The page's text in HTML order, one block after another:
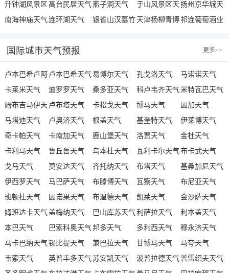
旅游景区天气
园天气
区天气
度假庄园天气气
升钟湖风景区
天气
高台民居天气燕子洞天气
于山风景区天
气
扬州京华城天
气
南海神庙天气连环湖天气
银雀山汉墓竹 天津杨柳青博祁连葡萄酒业
国际城市天气预报 更多>>
卢本巴希卢阿
诺天气
卢本巴希天气 易博尔天气 孔戈洛天气
马诺诺天气
卡莱米天气
迪罗罗天气 桑多亚天气 科卢韦齐天气 米特瓦巴天气
姆布吉马伊天
气
卢布塔天气 卡松戈天气 博马天气
因加天气
马塔迪天气
卢奥济天气 根盖天气 基奎特天气
伊莱博天气
奇卡帕天气
卡南加天气 鹿山堡天气 洛贾天气
金杜天气
卡利马天气
鲁丘鲁天气 乌本杜天气 瓦利卡尔天气 布卡武天气
戈马天气
莫安达天气 齐托纳天气 布塔天气
基桑加尼天气
伊西罗天气
马巴萨天气 布滕博天气 瓦察天气
布尼亚天气
班顿杜天气
因诺果天气 布温德天气 凯莱天气
金沙萨天气
姆班达卡天气 盖梅纳天气 巴山库苏天气 利萨拉天气
利本盖天气
本巴天气
巴索科奥天气 邦多天气 多利西天气
穆永济天气
马卡巴纳天气 锡比提天气 兼巴拉天气 甘博马天气
马夸天气
韦索天气
英普丰多天气 苏安凯天气 波普拉德天气 普雷绍夫天气